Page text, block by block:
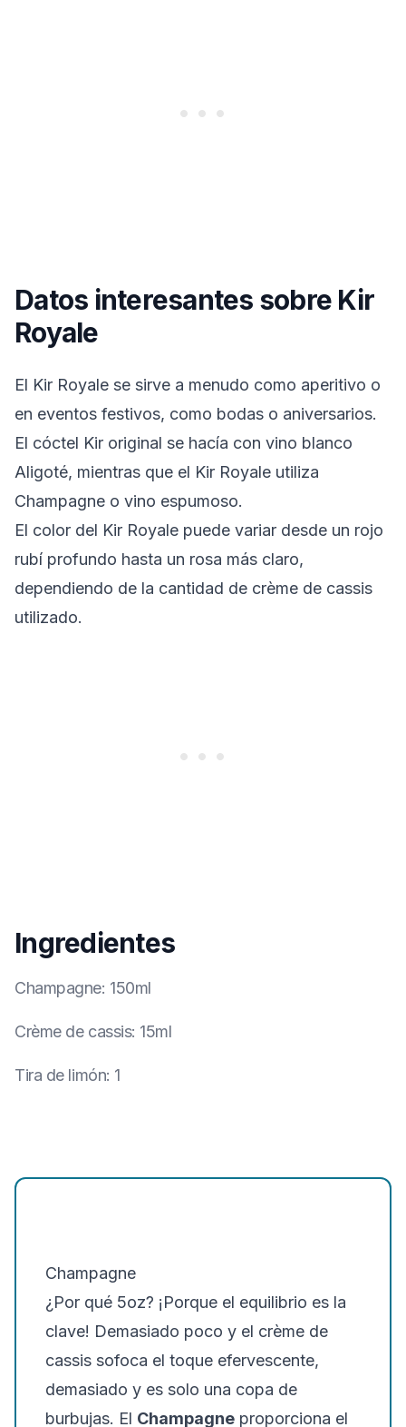
Datos interesantes sobre Kir
Royale
El Kir Royale se sirve a menudo como aperitivo o
en eventos festivos, como bodas o aniversarios.
El cóctel Kir original se hacía con vino blanco
Aligoté, mientras que el Kir Royale utiliza
Champagne o vino espumoso.
El color del Kir Royale puede variar desde un rojo
rubí profundo hasta un rosa más claro,
dependiendo de la cantidad de crème de cassis
utilizado.
Ingredientes
Champagne: 150ml
Crème de cassis: 15ml
Tira de limón: 1
Champagne
¿Por qué 5oz? ¡Porque el equilibrio es la
clave! Demasiado poco y el crème de
cassis sofoca el toque efervescente,
demasiado y es solo una copa de
burbujas. El Champagne proporciona el